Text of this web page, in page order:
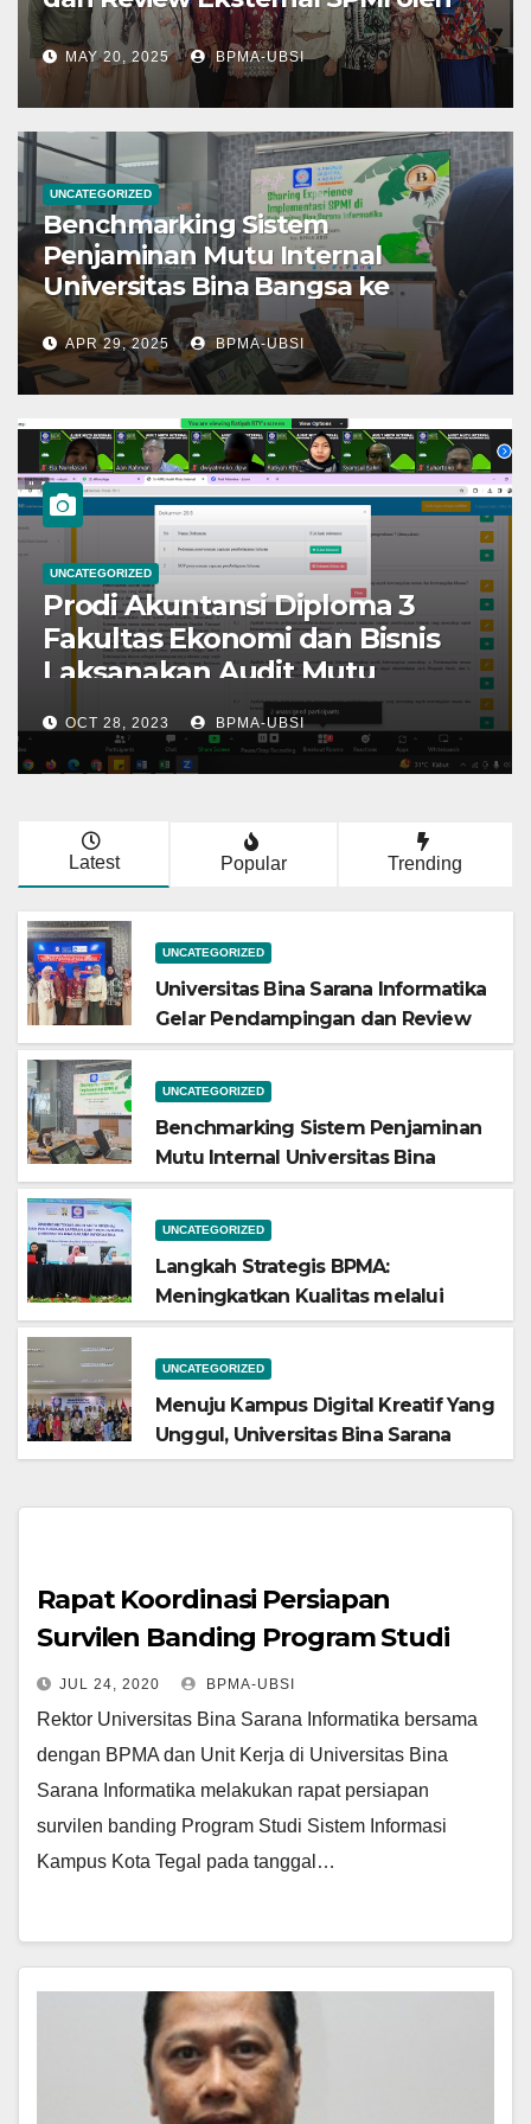
Fasilitator LLDIKTI Wilayah III:
Komitmen Memperkuat Budaya
Mutu
MAY 20, 2025 BPMA-UBSI
UNCATEGORIZED
Benchmarking Sistem
Penjaminan Mutu Internal
Universitas Bina Bangsa ke
Universitas Bina Sarana
Informatika
APR 29, 2025 BPMA-UBSI
Sarana
dan Review
III: Komitmen
Mutu
UBSI
UNCATEGORIZED
Benchmarking
Penjaminan
Universitas Bina
Universitas Bina
Informatika
APR 29, 2025 BPMA-
Latest Popular Trending
UNCATEGORIZED
Universitas Bina Sarana Informatika
Gelar Pendampingan dan Review
Eksternal SPMI oleh Fasilitator
LLDIKTI Wilayah III: Komitmen
Memperkuat Budaya Mutu
UNCATEGORIZED
Benchmarking Sistem Penjaminan
Mutu Internal Universitas Bina
Bangsa ke Universitas Bina Sarana
Informatika
UNCATEGORIZED
Langkah Strategis BPMA:
Meningkatkan Kualitas melalui
Bimtek Audit Mutu Internal 2024
UNCATEGORIZED
Menuju Kampus Digital Kreatif Yang
Unggul, Universitas Bina Sarana
Informatika Optimalkan Tindak
Rapat Koordinasi Persiapan
Survilen Banding Program Studi
Sistem Informasi Pada Program
Diploma III Kampus Kota Tegal
JUL 24, 2020 BPMA-UBSI
Rektor Universitas Bina Sarana Informatika bersama
dengan BPMA dan Unit Kerja di Universitas Bina
Sarana Informatika melakukan rapat persiapan
survilen banding Program Studi Sistem Informasi
Kampus Kota Tegal pada tanggal…